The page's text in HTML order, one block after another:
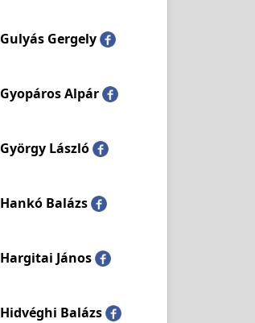
Gulyás Gergely
Gyopáros Alpár
György László
Hankó Balázs
Hargitai János
Hidvéghi Balázs